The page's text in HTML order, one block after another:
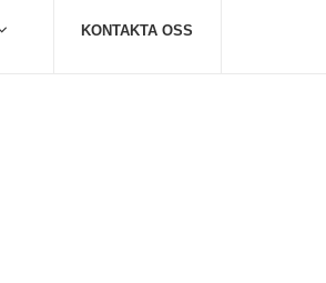
KONTAKTA OSS